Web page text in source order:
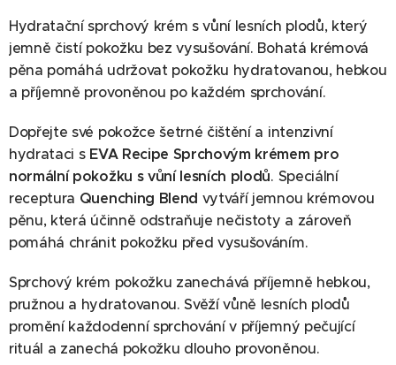
Hydratační sprchový krém s vůní lesních plodů, který
jemně čistí pokožku bez vysušování. Bohatá krémová
pěna pomáhá udržovat pokožku hydratovanou, hebkou
a příjemně provoněnou po každém sprchování.
Dopřejte své pokožce šetrné čištění a intenzivní
hydrataci s EVA Recipe Sprchovým krémem pro
normální pokožku s vůní lesních plodů. Speciální
receptura Quenching Blend vytváří jemnou krémovou
pěnu, která účinně odstraňuje nečistoty a zároveň
pomáhá chránit pokožku před vysušováním.
Sprchový krém pokožku zanechává příjemně hebkou,
pružnou a hydratovanou. Svěží vůně lesních plodů
promění každodenní sprchování v příjemný pečující
rituál a zanechá pokožku dlouho provoněnou.